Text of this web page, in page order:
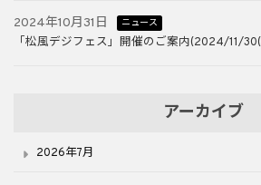
2024年10月31日 ニュース
「松風デジフェス」開催のご案内(2024/11/
アーカイブ
2026年7月